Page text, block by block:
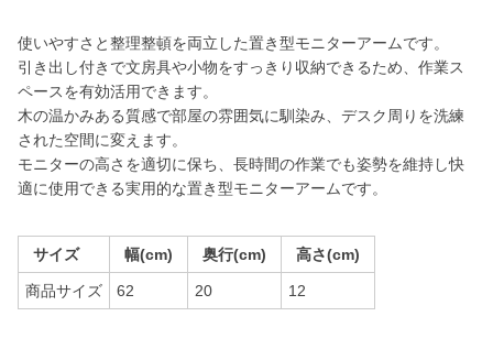
使いやすさと整理整頓を両立した置き型モニターアームです。
引き出し付きで文房具や小物をすっきり収納できるため、作業ス
ペースを有効活用できます。
木の温かみある質感で部屋の雰囲気に馴染み、デスク周りを洗練
された空間に変えます。
モニターの高さを適切に保ち、長時間の作業でも姿勢を維持し快
適に使用できる実用的な置き型モニターアームです。
サイズ 幅(cm) 奥行(cm) 高さ(cm)
商品サイズ 62 20 12